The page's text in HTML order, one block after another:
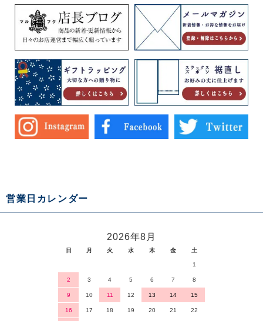
営業日カレンダー
2026年8月
日 月 火 水 木 金 土
1
2 3 4 5 6 7 8
9 10 11 12 13 14 15
16 17 18 19 20 21 22